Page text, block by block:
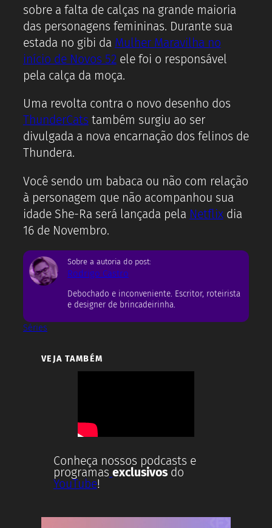
sobre a falta de calças na grande maioria
das personagens femininas. Durante sua
estada no gibi da Mulher Maravilha no
início de Novos 52ele foi o responsável
pela calça da moça.
Uma revolta contra o novo desenho dos
ThunderCats também surgiu ao ser
divulgada a nova encarnação dos felinos de
Thundera.
Você sendo um babaca ou não com relação
à personagem que não acompanhou sua
idade She-Ra será lançada pela Netflixdia
16 de Novembro.
Sobre a autoria do post:
Rodrigo Castro
Debochado e inconveniente. Escritor, roteirista
e designer de brincadeirinha.
Séries
VEJA TAMBÉM
Conheça nossos podcasts e
programas exclusivos do
YouTube!